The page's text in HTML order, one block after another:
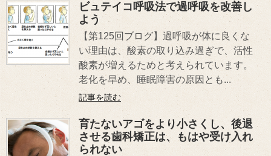
ビュテイコ呼吸法で過呼吸を改善し
よう
【第125回ブログ】過呼吸が体に良くな
い理由は、酸素の取り込み過ぎで、活性
酸素が増えるためと考えられています。
老化を早め、睡眠障害の原因とも...
記事を読む
育たないアゴをより小さくし、後退
させる歯科矯正は、もはや受け入れ
られない